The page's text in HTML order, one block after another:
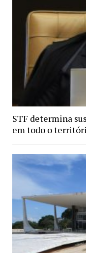
STF determina
em todo o